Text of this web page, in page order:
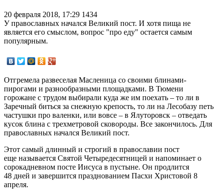
20 февраля 2018, 17:29 1434
У православных начался Великий пост. И хотя пища не
является его смыслом, вопрос "про еду" остается самым
популярным.
Отгремела развеселая Масленица со своими блинами-
пирогами и разнообразными площадками. В Тюмени
горожане с трудом выбирали куда же им поехать – то ли в
Заречный биться за снежную крепость, то ли на Лесобазу петь
частушки про валенки, или вовсе – в Ялуторовск – отведать
кусок блина с трехметровой сковороды. Все закончилось. Для
православных начался Великий пост.
Этот самый длинный и строгий в православии пост
еще называется Святой Четыредесятницей и напоминает о
сорокадневном посте Иисуса в пустыне. Он продлится
48 дней и завершится празднованием Пасхи Христовой 8
апреля.